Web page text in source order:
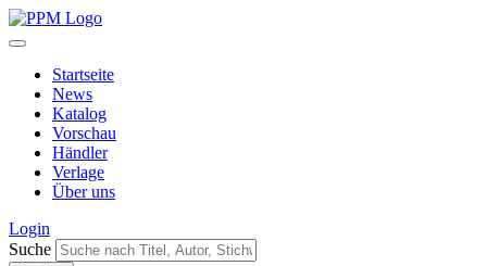
Startseite
News
Katalog
Vorschau
Händler
Verlage
Über uns
Login
Suche